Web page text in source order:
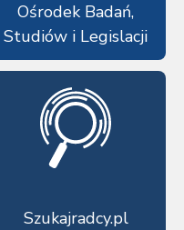
Ośrodek Badań,
Studiów i Legislacji
Szukajradcy.pl